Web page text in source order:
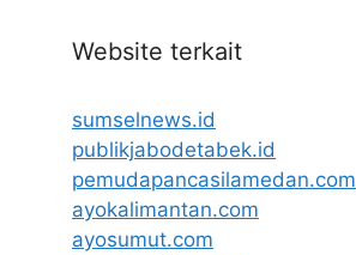
Website terkait
sumselnews.id
publikjabodetabek.id
pemudapancasilamedan.com
ayokalimantan.com
ayosumut.com